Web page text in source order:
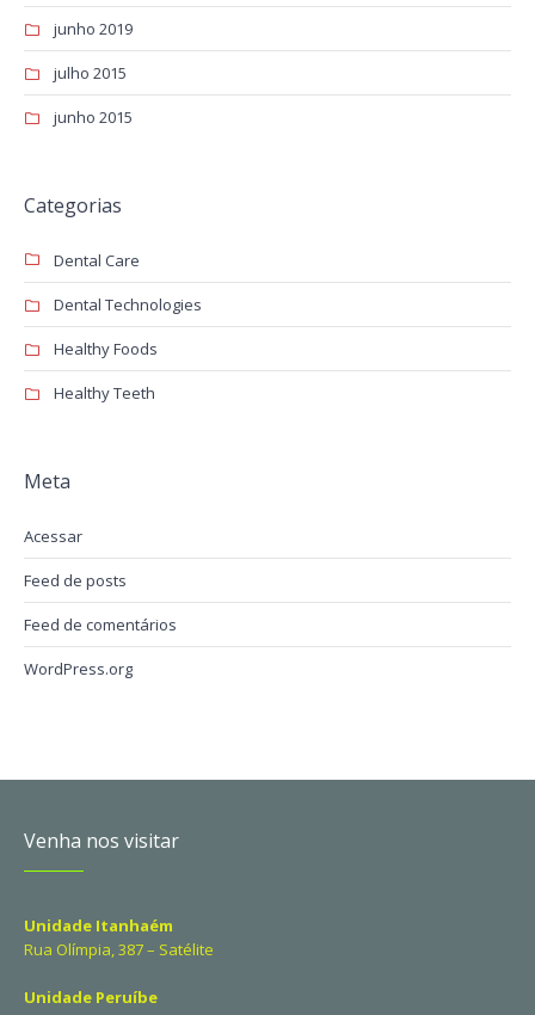
junho 2019
julho 2015
junho 2015
Categorias
Dental Care
Dental Technologies
Healthy Foods
Healthy Teeth
Meta
Acessar
Feed de posts
Feed de comentários
WordPress.org
Venha nos visitar
Unidade Itanhaém
Rua Olímpia, 387 – Satélite
Unidade Peruíbe